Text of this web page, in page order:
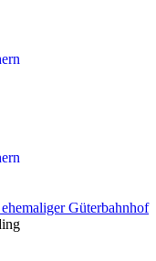
Güterbahnhof